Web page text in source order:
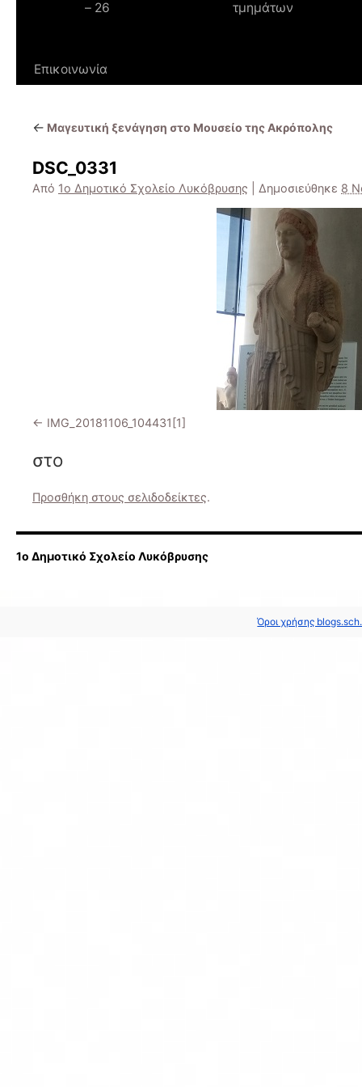
– 26
τμημάτων
Επικοινωνία
← Μαγευτική ξενάγηση στο Μουσείο της Ακρόπολης
DSC_0331
Από 1ο Δημοτικό Σχολείο Λυκόβρυσης Δημοσιεύθηκε 8
IMG_20181106_104431[1]
στο
Προσθήκη στους σελιδοδείκτες.
1ο Δημοτικό Σχολείο Λυκόβρυσης
Όροι χρήσης